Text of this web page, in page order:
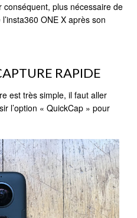
conséquent, plus nécessaire de
ONE X après son
RAPIDE
est très simple, il faut aller
l’option « QuickCap » pour